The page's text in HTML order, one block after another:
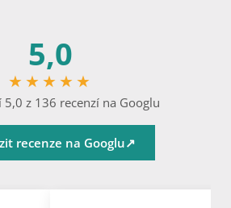
5,0
★★★★★
5,0 z 136 recenzí na Googlu
recenze na Googlu↗